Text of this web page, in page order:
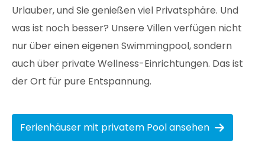
Urlauber, und Sie genießen viel Privatsphäre. Und
was ist noch besser? Unsere Villen verfügen nicht
nur über einen eigenen Swimmingpool, sondern
auch über private Wellness-Einrichtungen. Das ist
der Ort für pure Entspannung.
Ferienhäuser mit privatem Pool ansehen